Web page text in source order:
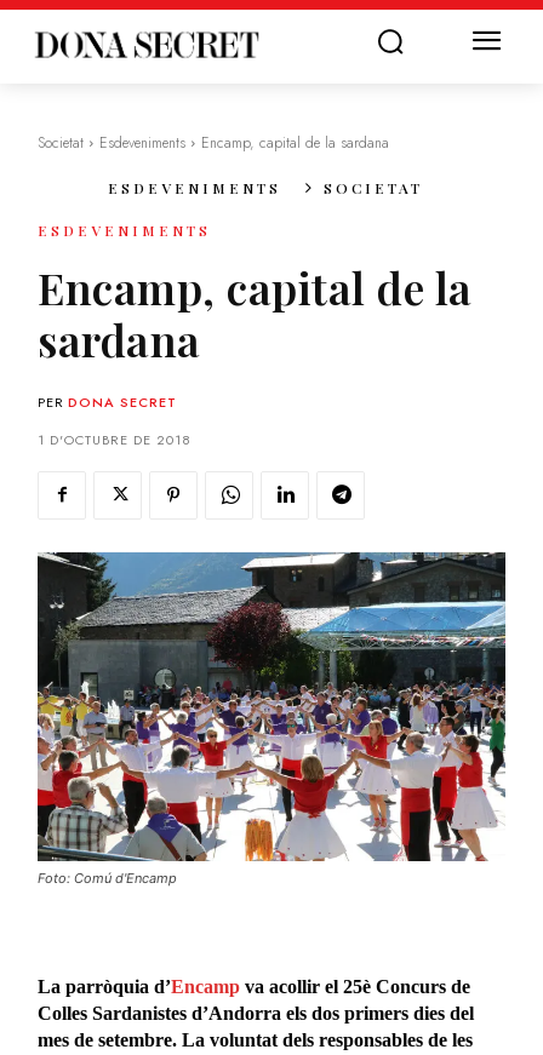
Societat Esdeveniments Encamp, capital de la sardana
ESDEVENIMENTS SOCIETAT
ESDEVENIMENTS
Encamp, capital de la
sardana
PER DONA SECRET
1 D'OCTUBRE DE 2018
Foto: Comú d'Encamp
La parròquia d’Encamp va acollir el 25è Concurs de
Colles Sardanistes d’Andorra els dos primers dies del
mes de setembre. La voluntat dels responsables de les